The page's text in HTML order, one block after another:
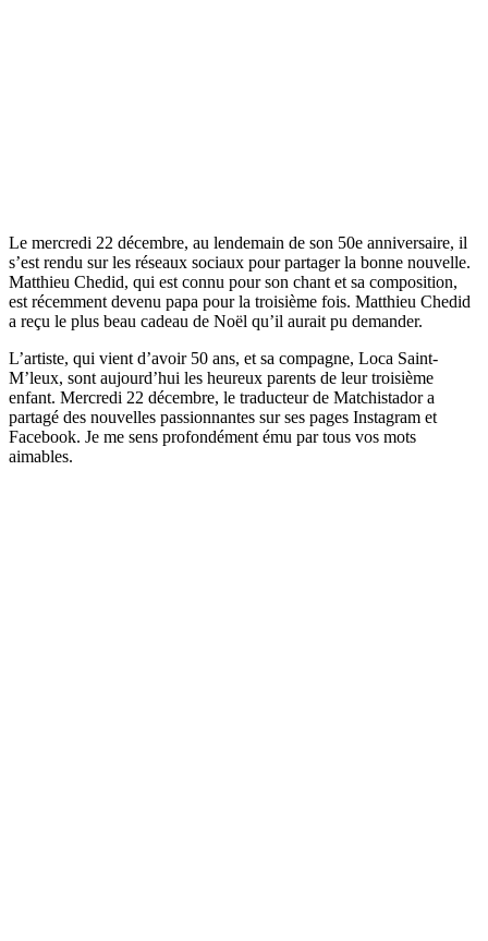
Le mercredi 22 décembre, au lendemain de son 50e anniversaire, il
s’est rendu sur les réseaux sociaux pour partager la bonne nouvelle.
Matthieu Chedid, qui est connu pour son chant et sa composition,
est récemment devenu papa pour la troisième fois. Matthieu Chedid
a reçu le plus beau cadeau de Noël qu’il aurait pu demander.
L’artiste, qui vient d’avoir 50 ans, et sa compagne, Loca Saint-
M’leux, sont aujourd’hui les heureux parents de leur troisième
enfant. Mercredi 22 décembre, le traducteur de Matchistador a
partagé des nouvelles passionnantes sur ses pages Instagram et
Facebook. Je me sens profondément ému par tous vos mots
aimables.